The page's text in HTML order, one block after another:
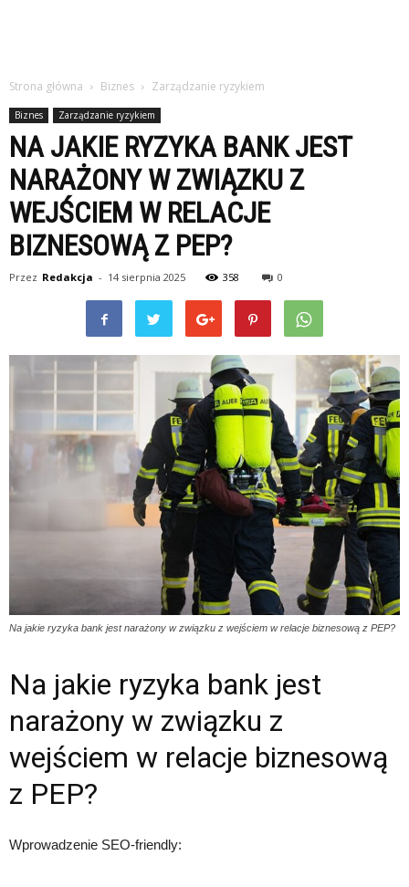
Strona główna Biznes Zarządzanie ryzykiem
Biznes Zarządzanie ryzykiem
NA JAKIE RYZYKA BANK JEST
NARAŻONY W ZWIĄZKU Z
WEJŚCIEM W RELACJE
BIZNESOWĄ Z PEP?
Przez Redakcja - 14 sierpnia 2025 358 0
Na jakie ryzyka bank jest narażony w związku z wejściem w relacje biznesową z PEP?
Na jakie ryzyka bank jest
narażony w związku z
wejściem w relacje biznesową
z PEP?
Wprowadzenie SEO-friendly: